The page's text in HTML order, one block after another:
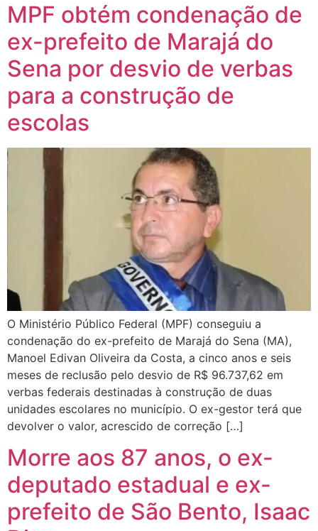
MPF obtém condenação de
ex-prefeito de Marajá do
Sena por desvio de verbas
para a construção de
escolas
O Ministério Público Federal (MPF) conseguiu a
condenação do ex-prefeito de Marajá do Sena (MA),
Manoel Edivan Oliveira da Costa, a cinco anos e seis
meses de reclusão pelo desvio de R$ 96.737,62 em
verbas federais destinadas à construção de duas
unidades escolares no município. O ex-gestor terá que
devolver o valor, acrescido de correção […]
Morre aos 87 anos, o ex-
deputado estadual e ex-
prefeito de São Bento, Isaac